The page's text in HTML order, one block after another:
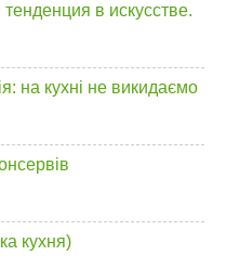
в искусстве.
на кухні не викидаємо
кухня)